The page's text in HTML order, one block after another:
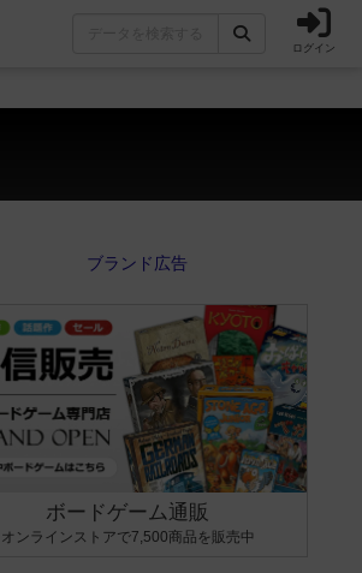
ログイン
加者へのルール説明時間は含まれていないため、初めて
ッキング・海賊同士の対決など、ゲームコンセプトを絞
けの絞込機能です。例えば「ダイスロール」はランダ
ボードゲーム通販
オンラインストアで7,500商品を販売中